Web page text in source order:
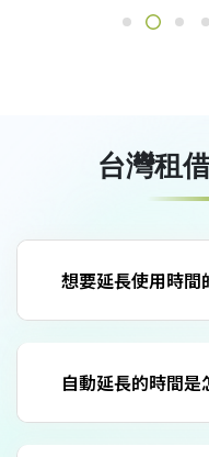
台灣租
想要延長使用時間
自動延長的時間是